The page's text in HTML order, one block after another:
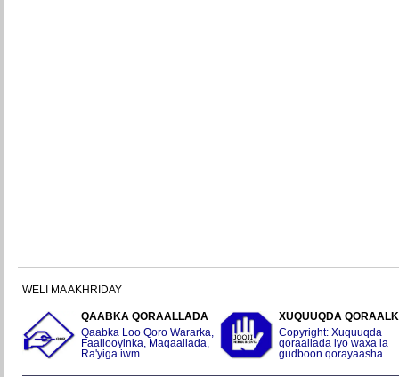
WELI MA AKHRIDAY
QAABKA QORAALLADA
Qaabka Loo Qoro Wararka,
Faallooyinka, Maqaallada,
Ra'yiga iwm...
XUQUUQDA
Copyright: Xuquuqda
qoraallada iyo waxa la
gudboon qorayaasha...